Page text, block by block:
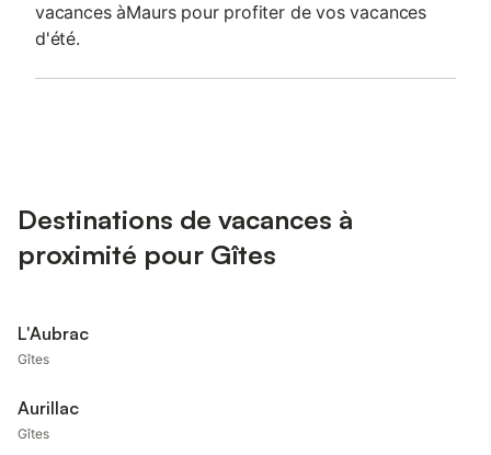
vacances àMaurs pour profiter de vos vacances
d'été.
Destinations de vacances à
proximité pour Gîtes
L'Aubrac
Gîtes
Aurillac
Gîtes